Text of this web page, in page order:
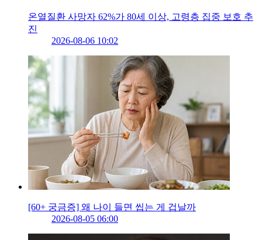
온열질환 사망자 62%가 80세 이상, 고령층 집중 보호 추
진
2026-08-06 10:02
[60+ 궁금증] 왜 나이 들면 씹는 게 겁날까
2026-08-05 06:00